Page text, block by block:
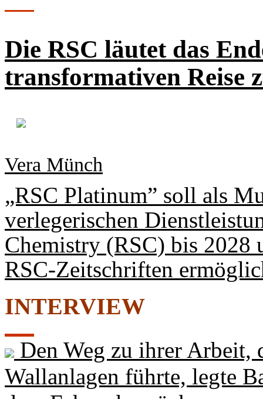
Die RSC läutet das
transformativen Reise
Vera Münch
„RSC Platinum” soll als
verlegerischen
Chemistry (RSC) bis 2028
RSC-Zeitschriften
INTERVIEW
Den Weg zu ihrer Arbeit,
Wallanlagen führte, legte